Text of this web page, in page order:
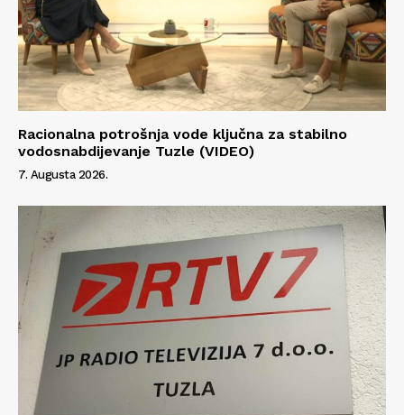
Racionalna potrošnja vode ključna za stabilno
vodosnabdijevanje Tuzle (VIDEO)
7. Augusta 2026.